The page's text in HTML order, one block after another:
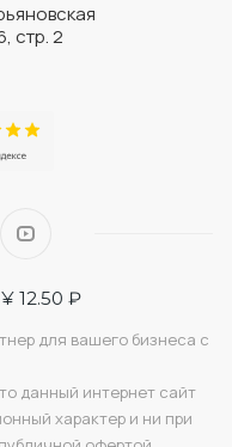
стр. 2
¥ 12.50 ₽
для вашего бизнеса с
данный интернет сайт
характер и ни при